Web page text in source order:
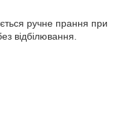
ручне прання при
відбілювання.